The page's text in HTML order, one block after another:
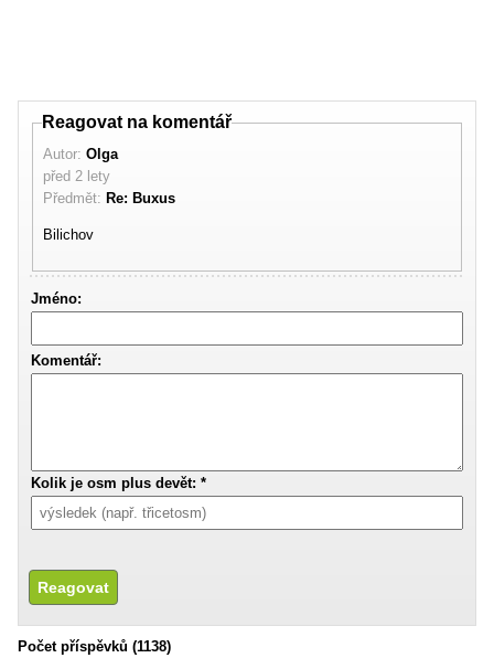
Reagovat na komentář
Autor:Olga
před 2 lety
Předmět:Re: Buxus
Bilichov
Jméno:
Komentář:
Kolik je osm plus devět: *
Počet příspěvků (1138)